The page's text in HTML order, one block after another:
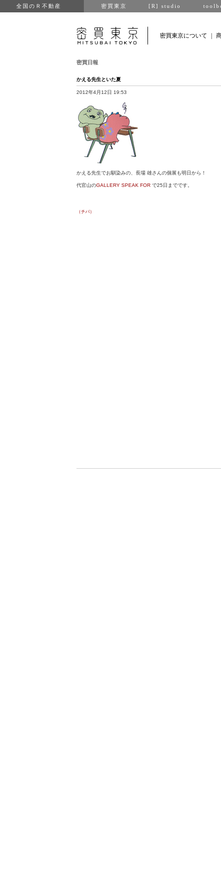
全国のＲ不動産 密買東京 [R] studio
密買東京について
密買日報
かえる先生といた夏
2012年4月12日 19:53
かえる先生でお馴染みの、長場 雄さんの個展も明日から！
代官山のGALLERY SPEAK FOR で25日までです。
（チバ）